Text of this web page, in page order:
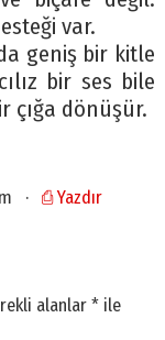
var.
geniş bir kitle
bir ses bile
çığa dönüşür.
· ⎙ Yazdır
alanlar* ile